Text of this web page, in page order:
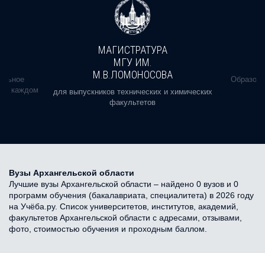
в каждом
МАГИСТРАТУРА
МГУ ИМ.
М.В.ЛОМОНОСОВА
для выпускников технических и химических
факультетов
Вузы Архангельской области
Лучшие вузы Архангельской области – найдено 0 вузов и 0
программ обучения (бакалавриата, специалитета) в 2026 году
на Учёба.ру. Список университетов, институтов, академий,
факультетов Архангельской области с адресами, отзывами,
фото, стоимостью обучения и проходным баллом.